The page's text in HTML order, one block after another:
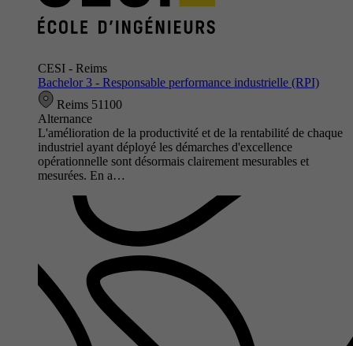
CESI - Reims
Bachelor 3 - Responsable performance industrielle (RPI)
Reims 51100
Alternance
L'amélioration de la productivité et de la rentabilité de chaque
industriel ayant déployé les démarches d'excellence
opérationnelle sont désormais clairement mesurables et
mesurées. En a…